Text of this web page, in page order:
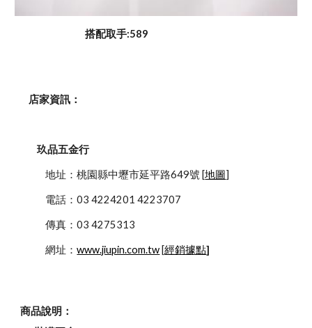
                               搭配取手:589
    店家資訊：
玖品五金行
            地址：桃園縣中壢市延平路649號 [
地圖]
            電話：03 4224201 4223707
            傳真：03 4275313
            網址：
www.jiupin.com.tw [經銷據點]
商品說明：